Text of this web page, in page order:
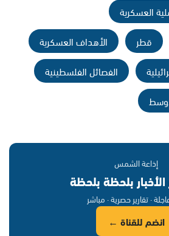
العسكرية
قطر
الأهداف العسكرية
الفصائل الفلسطينية
إذاعة الشمس
الأخبار بلحظة بلحظة
· تقارير حصرية · مباشر
انضم للقناة ←